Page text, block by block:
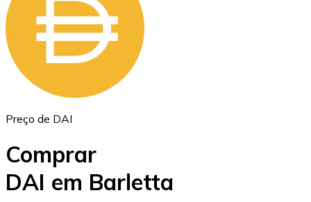
ETH
Preço de DAI
Comprar
DAI em Barletta